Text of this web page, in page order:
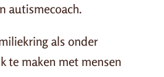
autismecoach.
als onder
te maken met mensen